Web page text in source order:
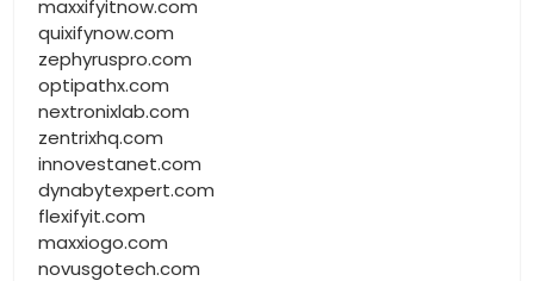
maxxifyitnow.com
quixifynow.com
zephyruspro.com
optipathx.com
nextronixlab.com
zentrixhq.com
innovestanet.com
dynabytexpert.com
flexifyit.com
maxxiogo.com
novusgotech.com